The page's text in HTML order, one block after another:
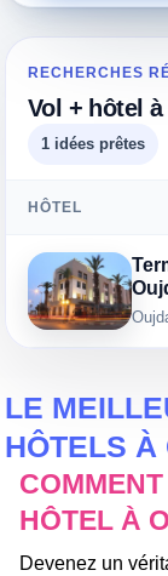
RECHERCHES
Vol + hôtel
1 idées prêtes
HÔTEL
LE
HÔTELS À
HÔTEL À
Devenez un